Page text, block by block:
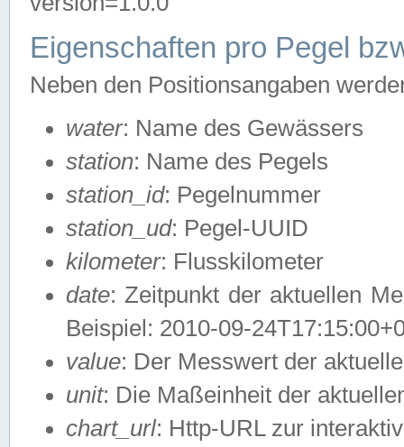
Eigenschaften pro Pegel
Neben den Positionsangaben
water: Name des Gewässers
station: Name des Pegels
station_id: Pegelnummer
station_ud: Pegel-UUID
kilometer: Flusskilometer
date: Zeitpunkt der aktuellen
Beispiel: 2010-09-
value: Der Messwert der
unit: Die Maßeinheit der
chart_url: Http-URL zur